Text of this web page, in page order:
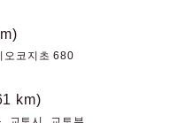
오코지초 680
km)